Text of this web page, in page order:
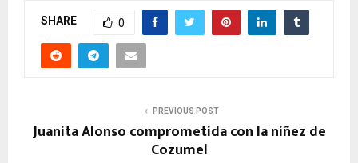
SHARE 0
PREVIOUS POST
Juanita Alonso comprometida con la niñez de
Cozumel